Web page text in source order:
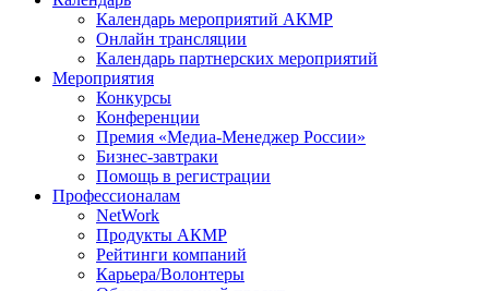
Календарь мероприятий АКМР
Онлайн трансляции
Календарь партнерских мероприятий
Мероприятия
Конкурсы
Конференции
Премия «Медиа-Менеджер России»
Бизнес-завтраки
Помощь в регистрации
Профессионалам
NetWork
Продукты АКМР
Рейтинги компаний
Карьера/Волонтеры